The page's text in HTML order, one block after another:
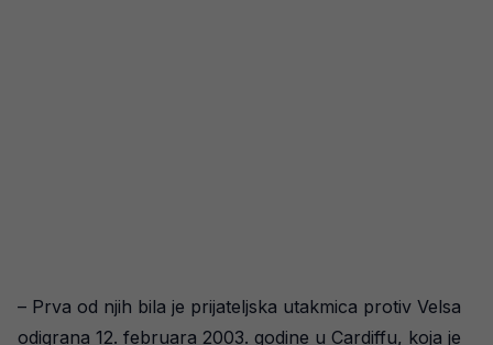
– Prva od njih bila je prijateljska utakmica protiv Velsa
odigrana 12. februara 2003. godine u Cardiffu, koja je